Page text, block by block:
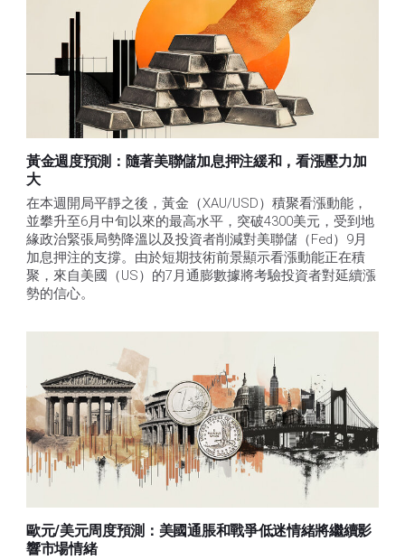
黃金週度預測：隨著美聯儲加息押注緩和，看漲壓力加
大
在本週開局平靜之後，黃金（XAU/USD）積聚看漲動能，
並攀升至6月中旬以來的最高水平，突破4300美元，受到地
緣政治緊張局勢降溫以及投資者削減對美聯儲（Fed）9月
加息押注的支撐。由於短期技術前景顯示看漲動能正在積
聚，來自美國（US）的7月通膨數據將考驗投資者對延續漲
勢的信心。
歐元/美元周度預測：美國通脹和戰爭低迷情緒將繼續影
響市場情緒